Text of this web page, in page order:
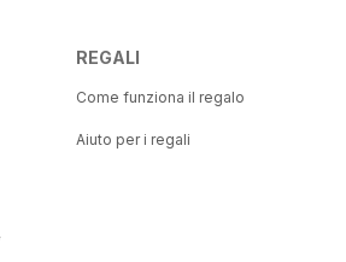
REGALI
Come funziona il regalo
Aiuto per i regali